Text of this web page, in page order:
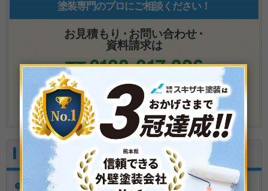
塗装専門のプロにご相談ください！
お見積もり ・お問い合わせ・
資料請求は
メールでのお問い合わせ
お客様の声 Voice
お客様の声一覧